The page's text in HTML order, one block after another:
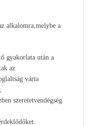
alkalomra,melybe a
gyakorlata után a
az
várta
szeretetvendégség